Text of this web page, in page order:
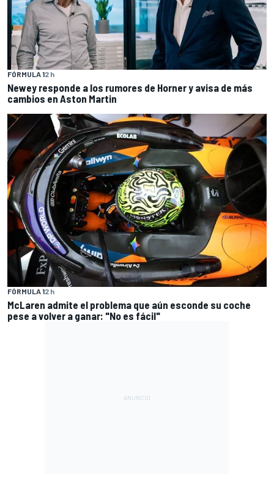
FÓRMULA 12 h
Newey responde a los rumores de Horner y avisa de más
cambios en Aston Martin
FÓRMULA 12 h
McLaren admite el problema que aún esconde su coche
pese a volver a ganar: "No es fácil"